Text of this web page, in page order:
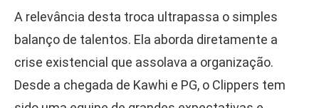
A relevância desta troca ultrapassa o simples
balanço de talentos. Ela aborda diretamente a
crise existencial que assolava a organização.
Desde a chegada de Kawhi e PG, o Clippers tem